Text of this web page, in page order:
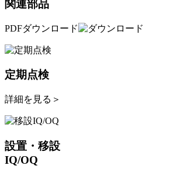
関連部品
PDFダウンロード
定期点検
詳細を見る ＞
設置・移設
IQ/OQ